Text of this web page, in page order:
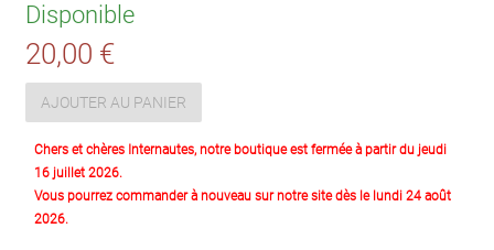
Disponible
20,00 €
AJOUTER AU PANIER
Chers et chères Internautes, notre boutique est fermée à partir du jeudi
16 juillet 2026.
Vous pourrez commander à nouveau sur notre site dès le lundi 24 août
2026.